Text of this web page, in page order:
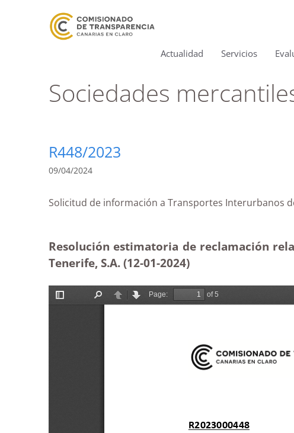
Actualidad Servicios
Sociedades
R448/2023
09/04/2024
Solicitud de información a Transportes
Resolución estimatoria de reclamación
Tenerife, S.A. (12-01-2024)